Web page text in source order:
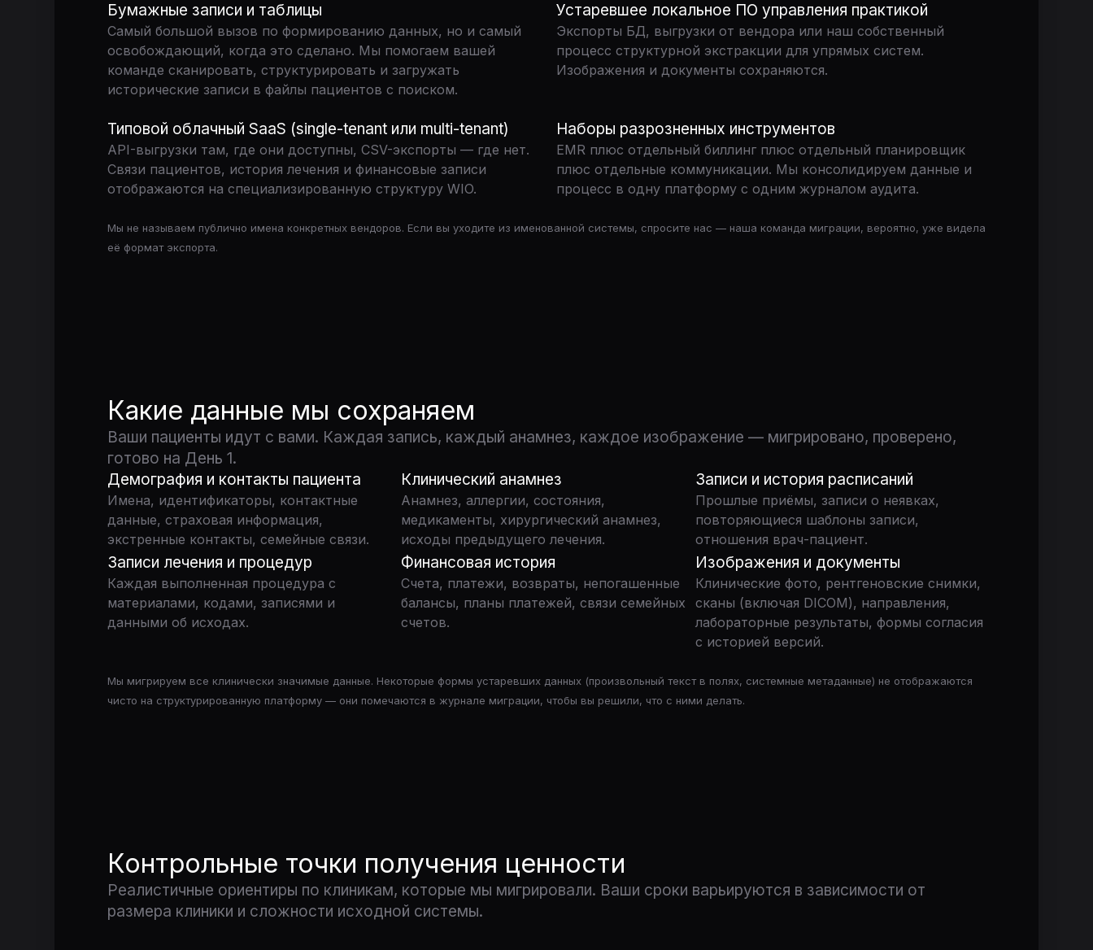
Бумажные записи и таблицы
Самый большой вызов по формированию данных, но и самый
освобождающий, когда это сделано. Мы помогаем вашей
команде сканировать, структурировать и загружать
исторические записи в файлы пациентов с поиском.
Устаревшее локальное ПО управления практикой
Экспорты БД, выгрузки от вендора или наш собственный
процесс структурной экстракции для упрямых систем.
Изображения и документы сохраняются.
Типовой облачный SaaS (single-tenant или multi-tenant)
API-выгрузки там, где они доступны, CSV-экспорты — где нет.
Связи пациентов, история лечения и финансовые записи
отображаются на специализированную структуру WIO.
Наборы разрозненных инструментов
EMR плюс отдельный биллинг плюс отдельный планировщик
плюс отдельные коммуникации. Мы консолидируем данные и
процесс в одну платформу с одним журналом аудита.
Мы не называем публично имена конкретных вендоров. Если вы уходите из именованной системы, спросите нас — наша команда миграции, вероятно, уже видела
её формат экспорта.
Какие данные мы сохраняем
Ваши пациенты идут с вами. Каждая запись, каждый анамнез, каждое изображение — мигрировано, проверено,
готово на День 1.
Демография и контакты пациента
Имена, идентификаторы, контактные
данные, страховая информация,
экстренные контакты, семейные связи.
Клинический анамнез
Анамнез, аллергии, состояния,
медикаменты, хирургический анамнез,
исходы предыдущего лечения.
Записи и история расписаний
Прошлые приёмы, записи о неявках,
повторяющиеся шаблоны записи,
отношения врач-пациент.
Записи лечения и процедур
Каждая выполненная процедура с
материалами, кодами, записями и
данными об исходах.
Финансовая история
Счета, платежи, возвраты, непогашенные
балансы, планы платежей, связи семейных
счетов.
Изображения и документы
Клинические фото, рентгеновские снимки,
сканы (включая DICOM), направления,
лабораторные результаты, формы согласия
с историей версий.
Мы мигрируем все клинически значимые данные. Некоторые формы устаревших данных (произвольный текст в полях, системные метаданные) не отображаются
чисто на структурированную платформу — они помечаются в журнале миграции, чтобы вы решили, что с ними делать.
Контрольные точки получения ценности
Реалистичные ориентиры по клиникам, которые мы мигрировали. Ваши сроки варьируются в зависимости от
размера клиники и сложности исходной системы.